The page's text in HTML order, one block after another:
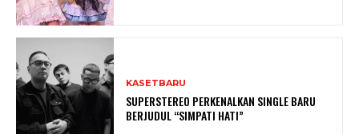
KASETBARU
SUPERSTEREO PERKENALKAN SINGLE BARU
BERJUDUL “SIMPATI HATI”